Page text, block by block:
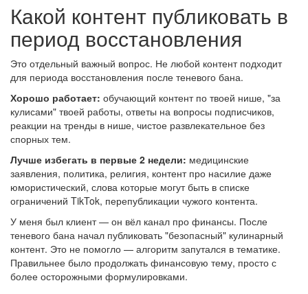
Какой контент публиковать в
период восстановления
Это отдельный важный вопрос. Не любой контент подходит
для периода восстановления после теневого бана.
Хорошо работает: обучающий контент по твоей нише, "за
кулисами" твоей работы, ответы на вопросы подписчиков,
реакции на тренды в нише, чистое развлекательное без
спорных тем.
Лучше избегать в первые 2 недели: медицинские
заявления, политика, религия, контент про насилие даже
юмористический, слова которые могут быть в списке
ограничений TikTok, перепубликации чужого контента.
У меня был клиент — он вёл канал про финансы. После
теневого бана начал публиковать "безопасный" кулинарный
контент. Это не помогло — алгоритм запутался в тематике.
Правильнее было продолжать финансовую тему, просто с
более осторожными формулировками.